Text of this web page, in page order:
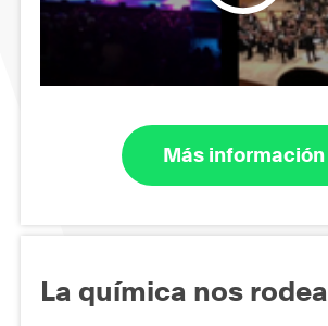
Más información
La química nos rodea